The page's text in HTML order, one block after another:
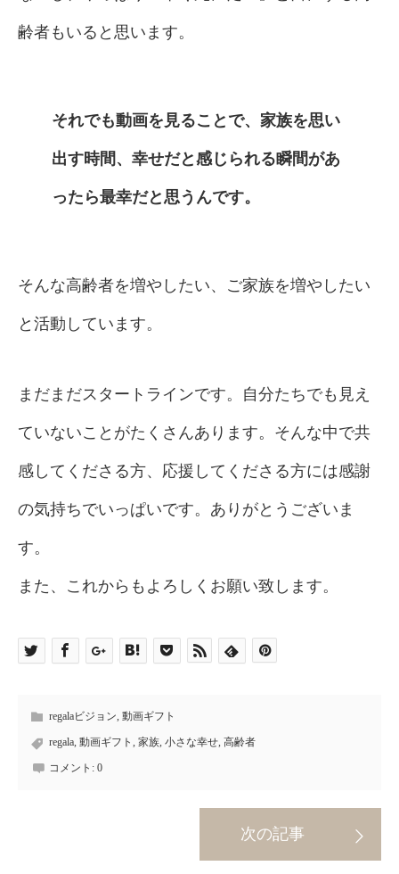
齢者もいると思います。
それでも動画を見ることで、家族を思い
出す時間、幸せだと感じられる瞬間があ
ったら最幸だと思うんです。
そんな高齢者を増やしたい、ご家族を増やしたい
と活動しています。
まだまだスタートラインです。自分たちでも見え
ていないことがたくさんあります。そんな中で共
感してくださる方、応援してくださる方には感謝
の気持ちでいっぱいです。ありがとうございま
す。
また、これからもよろしくお願い致します。
regalaビジョン, 動画ギフト
regala, 動画ギフト , 家族, 小さな幸せ, 高齢者
コメント: 0